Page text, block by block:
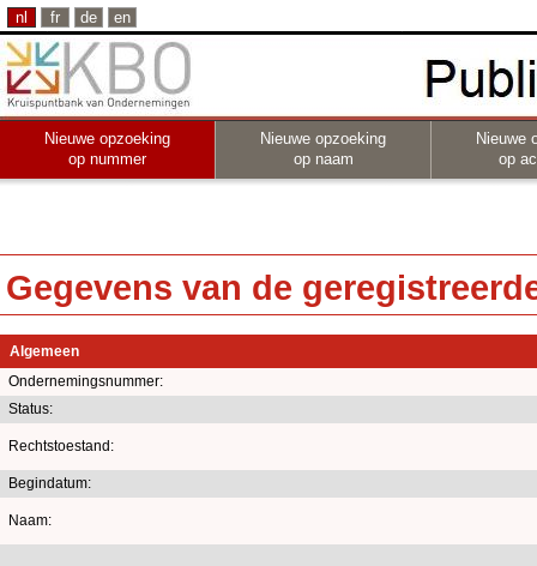
nl fr de en
Nieuwe opzoeking
op nummer
Nieuwe opzoeking
op naam
Nieuwe
op
Gegevens van de
Algemeen
Ondernemingsnummer:
Status:
Rechtstoestand:
Begindatum:
Naam: